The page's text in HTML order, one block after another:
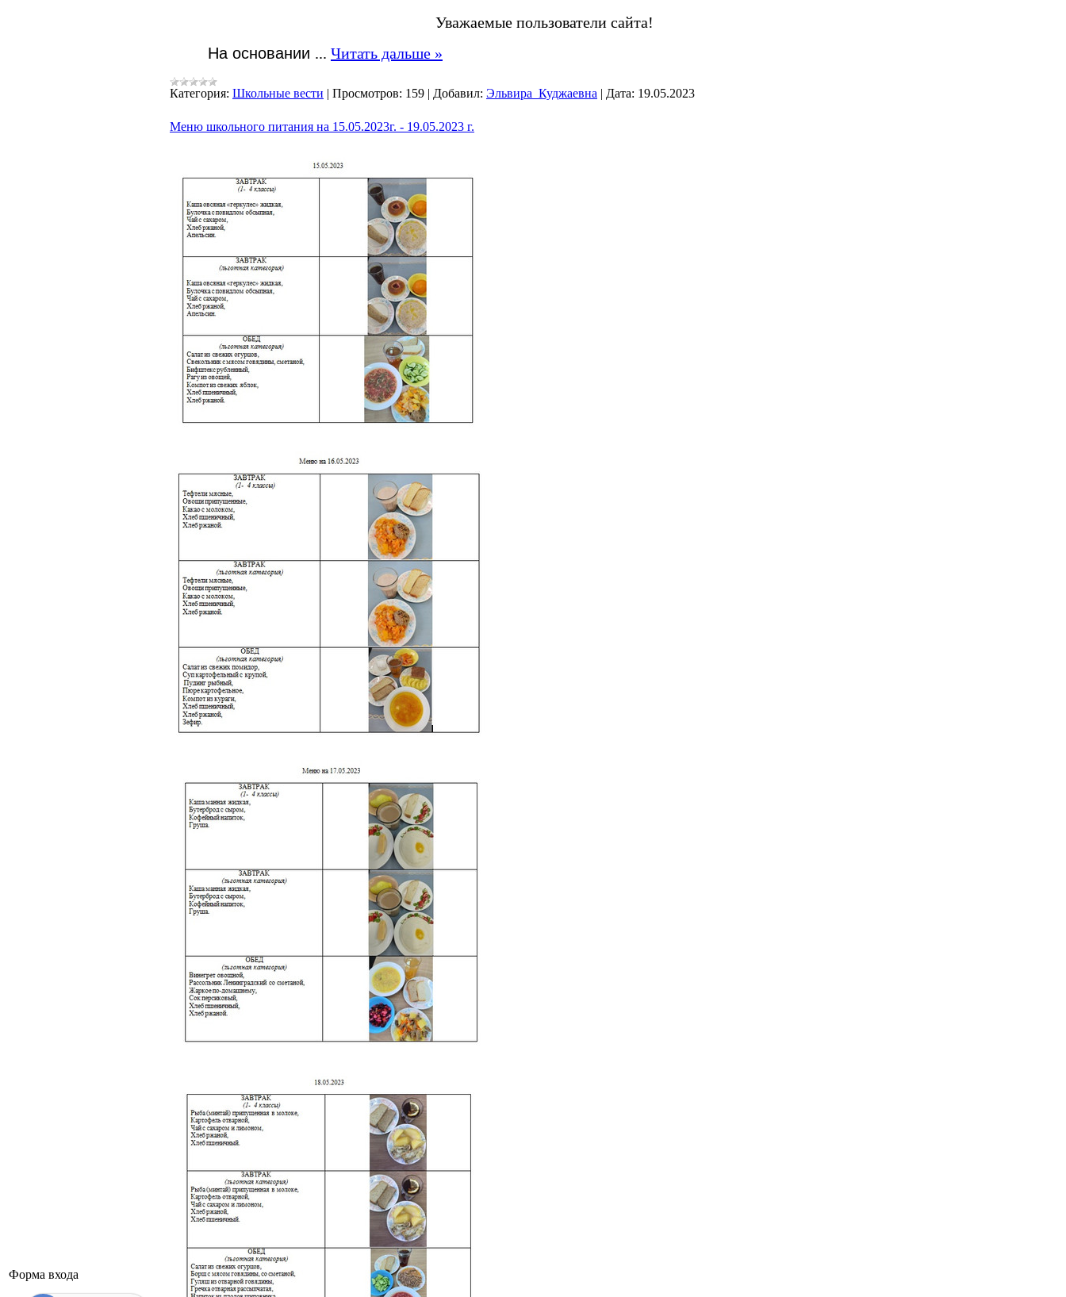
Форма входа
Уважаемые пользователи сайта!
На основании ... Читать дальше »
Категория: Школьные вести | Просмотров: 159 | Добавил: Эльвира_Куджаевна | Дата: 19.05.2023
Меню школьного питания на 15.05.2023г. - 19.05.2023 г.